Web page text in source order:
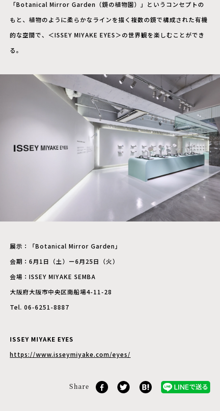
「Botanical Mirror Garden（鏡の植物園）」というコンセプトの
もと、植物のように柔らかなラインを描く複数の鏡で構成された有機
的な空間で、＜ISSEY MIYAKE EYES＞の世界観を楽しむことができ
る。
展示：「Botanical Mirror Garden」
会期：6月1日（土）ー6月25日（火）
会場：ISSEY MIYAKE SEMBA
大阪府大阪市中央区南船場4-11-28
Tel. 06-6251-8887
ISSEY MIYAKE EYES
https://www.isseymiyake.com/eyes/
Share